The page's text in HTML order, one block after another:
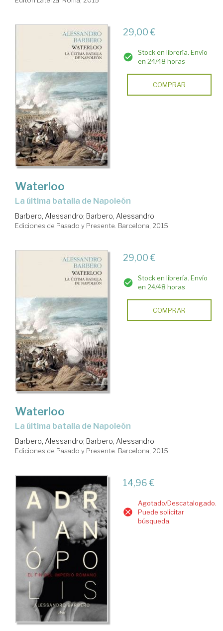
29,00 €
Stock en librería. Envío
en 24/48 horas
COMPRAR
Waterloo
la última batalla de Napoleón
Barbero, Alessandro; Barbero, Alessandro
Ediciones de Pasado y Presente. Barcelona, 2015
29,00 €
Stock en librería. Envío
en 24/48 horas
COMPRAR
Waterloo
la última batalla de Napoleón
Barbero, Alessandro; Barbero, Alessandro
Ediciones de Pasado y Presente. Barcelona, 2015
14,96 €
Agotado/Descatalogado.
Puede solicitar
búsqueda.